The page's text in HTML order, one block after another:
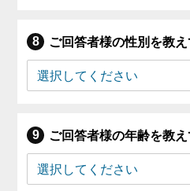
ご回答者様の性別を教え
ご回答者様の年齢を教え